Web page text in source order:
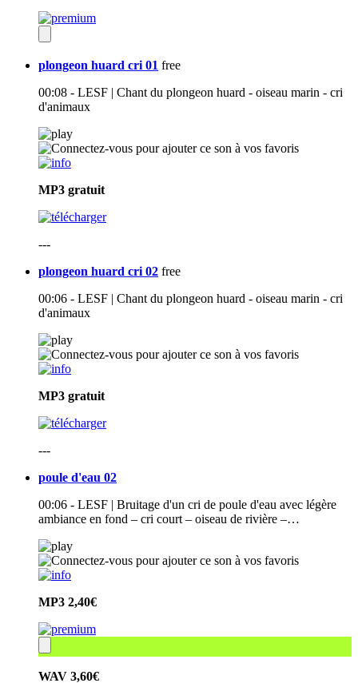
plongeon huard cri 01 free
00:08 - LESF | Chant du plongeon huard - oiseau marin - cri
d'animaux
MP3 gratuit
---
plongeon huard cri 02 free
00:06 - LESF | Chant du plongeon huard - oiseau marin - cri
d'animaux
MP3 gratuit
---
poule d'eau 02
00:06 - LESF | Bruitage d'un cri de poule d'eau avec légère
ambiance en fond – cri court – oiseau de rivière –…
MP3 2,40€
WAV 3,60€